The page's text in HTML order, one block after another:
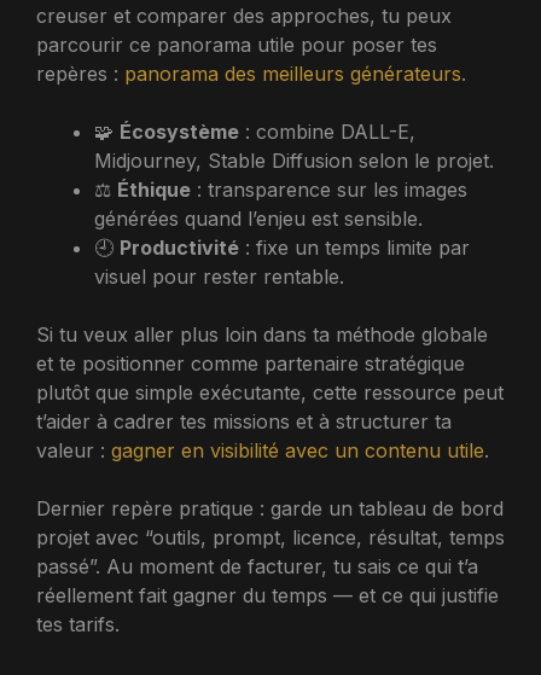
creuser et comparer des approches, tu peux
parcourir ce panorama utile pour poser tes
repères : panorama des meilleurs générateurs.
🧩 Écosystème : combine DALL-E,
Midjourney, Stable Diffusion selon le projet.
⚖️ Éthique : transparence sur les images
générées quand l’enjeu est sensible.
🕘 Productivité : fixe un temps limite par
visuel pour rester rentable.
Si tu veux aller plus loin dans ta méthode globale
et te positionner comme partenaire stratégique
plutôt que simple exécutante, cette ressource peut
t’aider à cadrer tes missions et à structurer ta
valeur : gagner en visibilité avec un contenu utile.
Dernier repère pratique : garde un tableau de bord
projet avec “outils, prompt, licence, résultat, temps
passé”. Au moment de facturer, tu sais ce qui t’a
réellement fait gagner du temps — et ce qui justifie
tes tarifs.